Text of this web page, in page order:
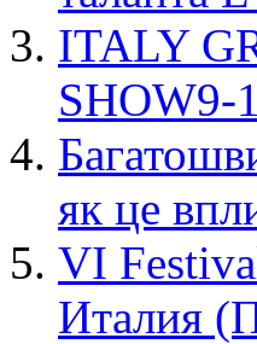
ITALY
SHOW9-
як це
VI
Италия